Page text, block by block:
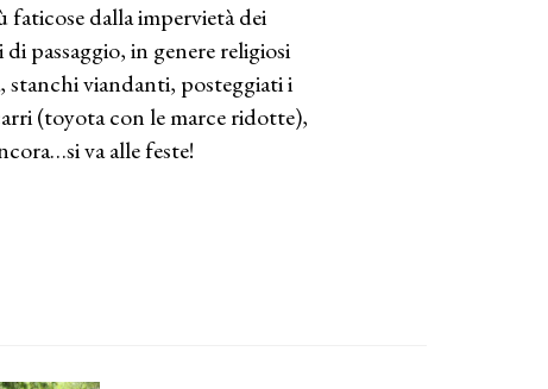
faticose dalla impervietà dei
passaggio, in genere religiosi
stanchi viandanti, posteggiati i
(toyota con le marce ridotte),
va alle feste!